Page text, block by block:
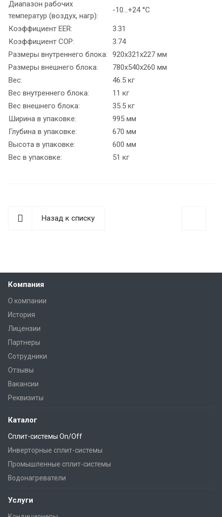
Диапазон рабочих
температур (воздух, нагр):
-10...+24 °C
Коэффициент EER:
3.31
Коэффициент COP:
3.74
Размеры внутреннего блока:
920x321x227 мм
Размеры внешнего блока:
780x540x260 мм
Вес:
46.5 кг
Вес внутреннего блока:
11 кг
Вес внешнего блока:
35.5 кг
Ширина в упаковке:
995 мм
Глубина в упаковке:
670 мм
Высота в упаковке:
600 мм
Вес в упаковке:
51 кг
Назад к списку
Компания
О компании
История
Лицензии
Партнеры
Сотрудники
Отзывы
Вакансии
Реквизиты
Каталог
Сплит-системы On/Off
Инверторные сплит-системы
Промышленные сплит-системы
Водонагреватели
Услуги